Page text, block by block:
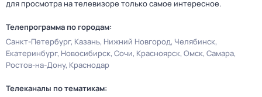
для просмотра на телевизоре только самое интересное.
Телепрограмма по городам:
Санкт-Петербург Казань Нижний Новгород Челябинск
Екатеринбург Новосибирск Сочи Красноярск Омск Самара
Ростов-на-Дону Краснодар
Телеканалы по тематикам: